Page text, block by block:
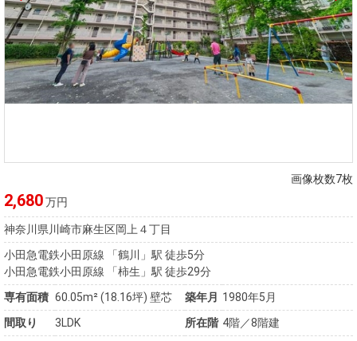
画像枚数7枚
2,680万円
神奈川県川崎市麻生区岡上４丁目
小田急電鉄小田原線 「鶴川」駅 徒歩5分
小田急電鉄小田原線 「柿生」駅 徒歩29分
専有面積 60.05m²(18.16坪) 壁芯 築年月
1980年5月
間取り
3LDK 所在階 4階／8階建